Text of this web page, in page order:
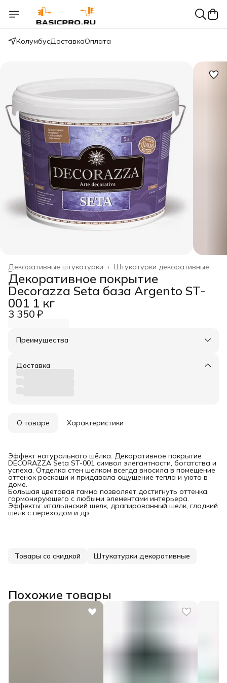
КолумбусДоставкаОплата
Штукатурки декоративные
Декоративные штукатурки ›
Главная
Декоративное покрытие
Decorazza Seta база Argento ST-
001 1 кг
3 350 ₽
Преимущества
Оплата частями в Сплит
Удобный возврат
Доставка
О товаре Характеристики
Эффект натурального шёлка. Декоративное покрытие
DECORAZZA Seta ST-001 символ элегантности, богатства и
успеха. Отделка стен шелком всегда вносила в помещение
оттенок роскоши и придавала ощущение тепла и уюта в
доме.
Большая цветовая гамма позволяет достигнуть оттенка,
гармонирующего с любыми элементами интерьера.
Эффекты: итальянский шелк, драпированный шелк, гладкий
шелк с переходом и др.
Товары со скидкой Штукатурки декоративные
Похожие товары